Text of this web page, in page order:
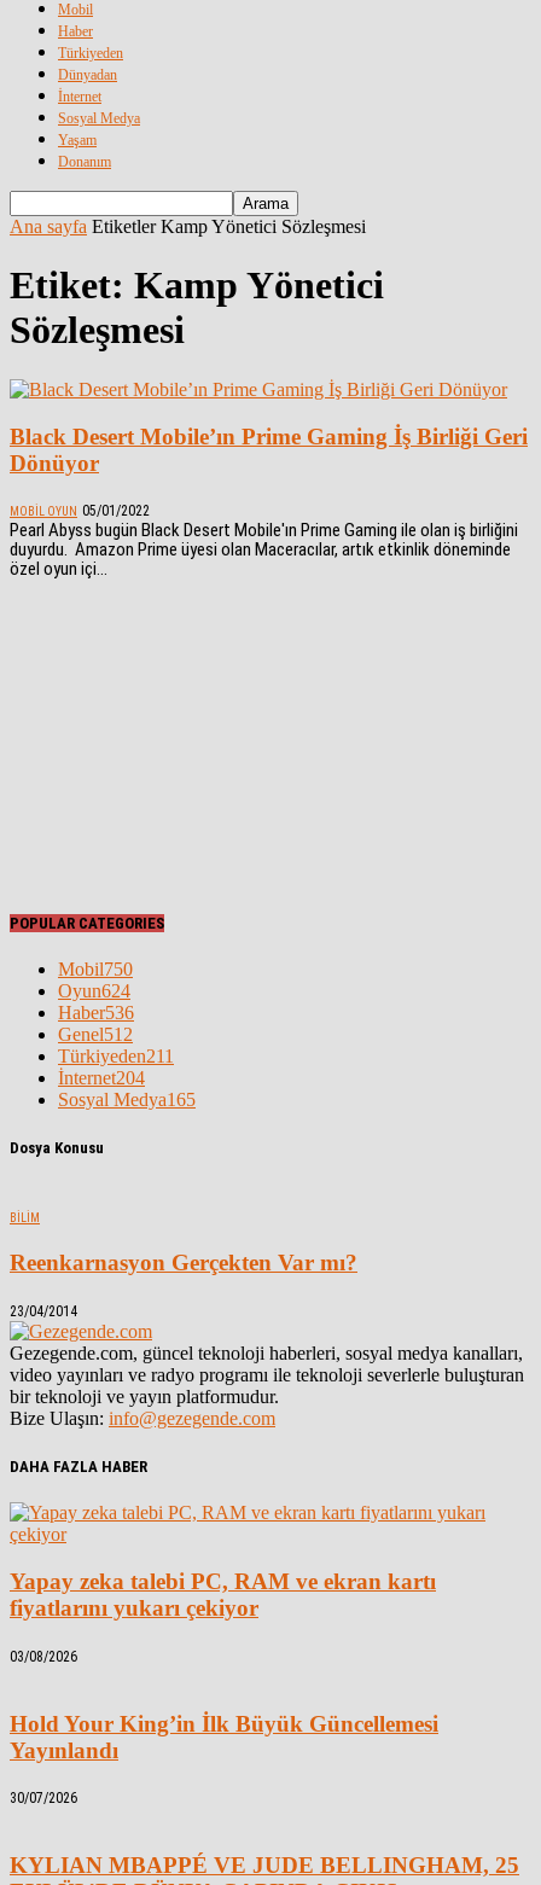
Mobil
Haber
Türkiyeden
Dünyadan
İnternet
Sosyal Medya
Yaşam
Donanım
Ana sayfa Etiketler Kamp Yönetici Sözleşmesi
Etiket: Kamp Yönetici
Sözleşmesi
Black Desert Mobile’ın Prime Gaming İş Birliği Geri
Dönüyor
MOBIL OYUN 05/01/2022
Pearl Abyss bugün Black Desert Mobile'ın Prime Gaming ile olan iş birliğini
duyurdu. Amazon Prime üyesi olan Maceracılar, artık etkinlik döneminde
özel oyun içi...
POPULAR CATEGORIES
Mobil750
Oyun624
Haber536
Genel512
Türkiyeden211
İnternet204
Sosyal Medya165
Dosya Konusu
BILIM
Reenkarnasyon Gerçekten Var mı?
23/04/2014
Gezegende.com, güncel teknoloji haberleri, sosyal medya kanalları,
video yayınları ve radyo programı ile teknoloji severlerle buluşturan
bir teknoloji ve yayın platformudur.
Bize Ulaşın: info@gezegende.com
DAHA FAZLA HABER
Yapay zeka talebi PC, RAM ve ekran kartı
fiyatlarını yukarı çekiyor
03/08/2026
Hold Your King’in İlk Büyük Güncellemesi
Yayınlandı
30/07/2026
KYLIAN MBAPPÉ VE JUDE BELLINGHAM, 25